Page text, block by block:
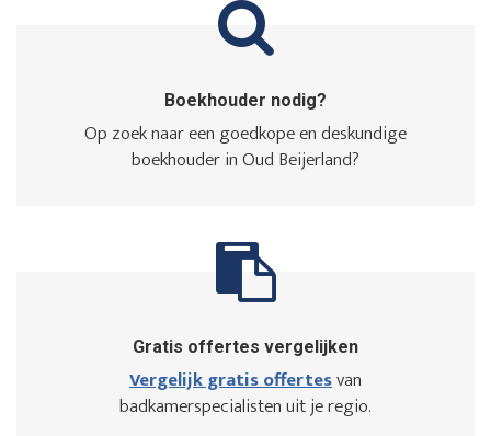
Boekhouder nodig?
Op zoek naar een goedkope en deskundige
boekhouder in Oud Beijerland?
Gratis offertes vergelijken
Vergelijk gratis offertesvan
badkamerspecialisten uit je regio.